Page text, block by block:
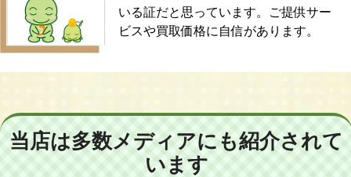
いる証だと思っています。ご提供サー
ビスや買取価格に自信があります。
当店は多数メディアにも紹介されて
います